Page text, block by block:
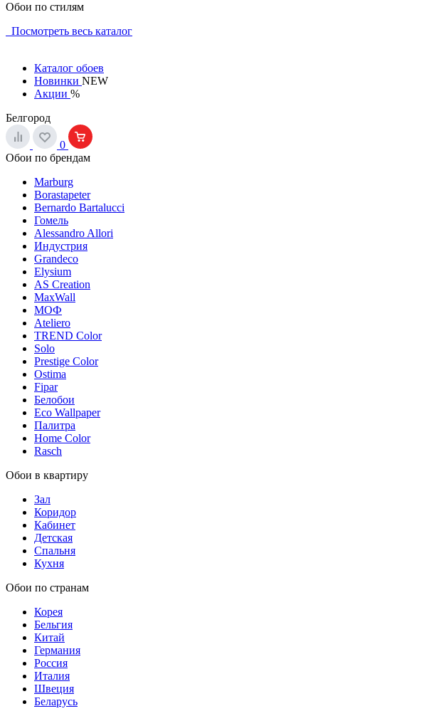
Обои по стилям
Посмотреть весь каталог
Каталог обоев
Новинки NEW
Акции %
Белгород
0
Обои по брендам
Marburg
Borastapeter
Bernardo Bartalucci
Гомель
Alessandro Allori
Индустрия
Grandeco
Elysium
AS Creation
MaxWall
МОФ
Ateliero
TREND Color
Solo
Prestige Color
Ostima
Fipar
Белобои
Eco Wallpaper
Палитра
Home Color
Rasch
Обои в квартиру
Зал
Коридор
Кабинет
Детская
Спальня
Кухня
Обои по странам
Корея
Бельгия
Китай
Германия
Россия
Италия
Швеция
Беларусь